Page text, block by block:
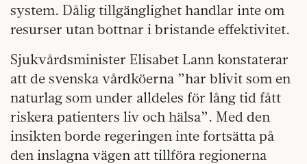
system. Dålig tillgänglighet handlar inte om
resurser utan bottnar i bristande effektivitet.
Sjukvårdsminister Elisabet Lann konstaterar
att de svenska vårdköerna ”har blivit som en
naturlag som under alldeles för lång tid fått
riskera patienters liv och hälsa”. Med den
insikten borde regeringen inte fortsätta på
den inslagna vägen att tillföra regionerna